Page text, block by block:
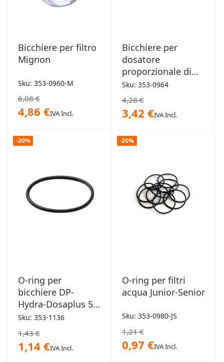
Bicchiere per filtro
Mignon
Sku: 353-0960-M
6,08 €
4,86 €IVA Incl.
Bicchiere per
dosatore
proporzionale di
polifosfato in
polvere Dosaplus
Sku: 353-0964
4,28 €
3,42 €IVA Incl.
-20%
O-ring per
bicchiere DP-
Hydra-Dosaplus 5-
6-7 87 mm
Sku: 353-1136
1,43 €
1,14 €IVA Incl.
-20%
O-ring per filtri
acqua Junior-Senior
Sku: 353-0980-JS
1,21 €
0,97 €IVA Incl.